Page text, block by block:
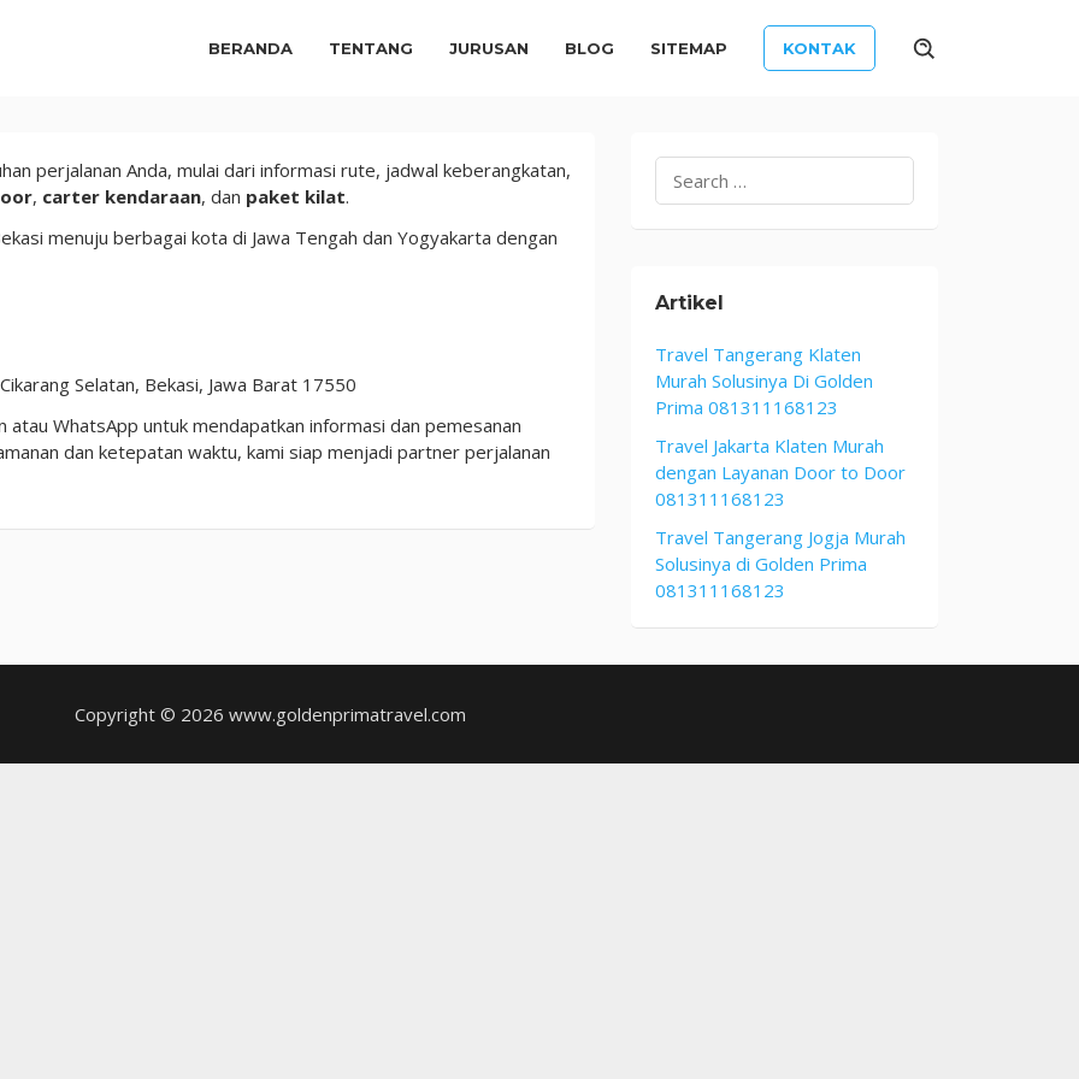
BERANDA TENTANG JURUSAN BLOG SITEMAP KONTAK
perjalanan Anda, mulai dari informasi rute, jadwal keberangkatan,
, carter kendaraan, dan paket kilat.
menuju berbagai kota di Jawa Tengah dan Yogyakarta dengan
Selatan, Bekasi, Jawa Barat 17550
WhatsApp untuk mendapatkan informasi dan pemesanan
dan ketepatan waktu, kami siap menjadi partner perjalanan
for:
Artikel
Travel Tangerang Klaten
Murah Solusinya Di Golden
Prima 081311168123
Travel Jakarta Klaten Murah
dengan Layanan Door to Door
081311168123
Travel Tangerang Jogja Murah
Solusinya di Golden Prima
081311168123
Copyright © 2026 www.goldenprimatravel.com